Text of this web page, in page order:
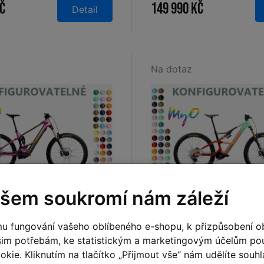
Detail 149 990 Kč
S,M, L XL
kolo ORBEA
2026
Na dotaz
S,M,
Elektrokolo ORBEA
2026
soukromí nám záleží
fungování vašeho oblíbeného e-shopu, k přizpůsobení
potřebám, ke statistickým a marketingovým účelům
Kliknutím na tlačítko „Přijmout vše“ nám udělíte